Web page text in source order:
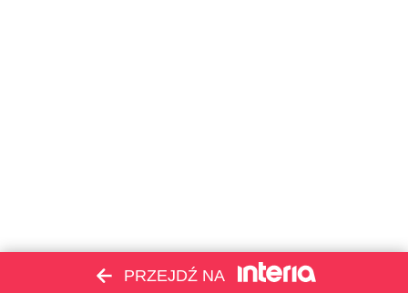
PRZEJDŹ NA